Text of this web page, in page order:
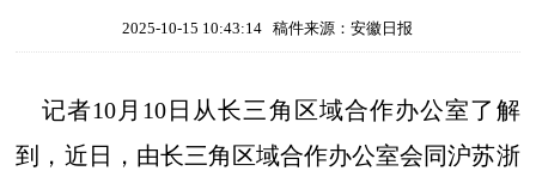
2025-10-15 10:43:14 稿件来源：安徽日报
记者10月10日从长三角区域合作办公室了解
到，近日，由长三角区域合作办公室会同沪苏浙